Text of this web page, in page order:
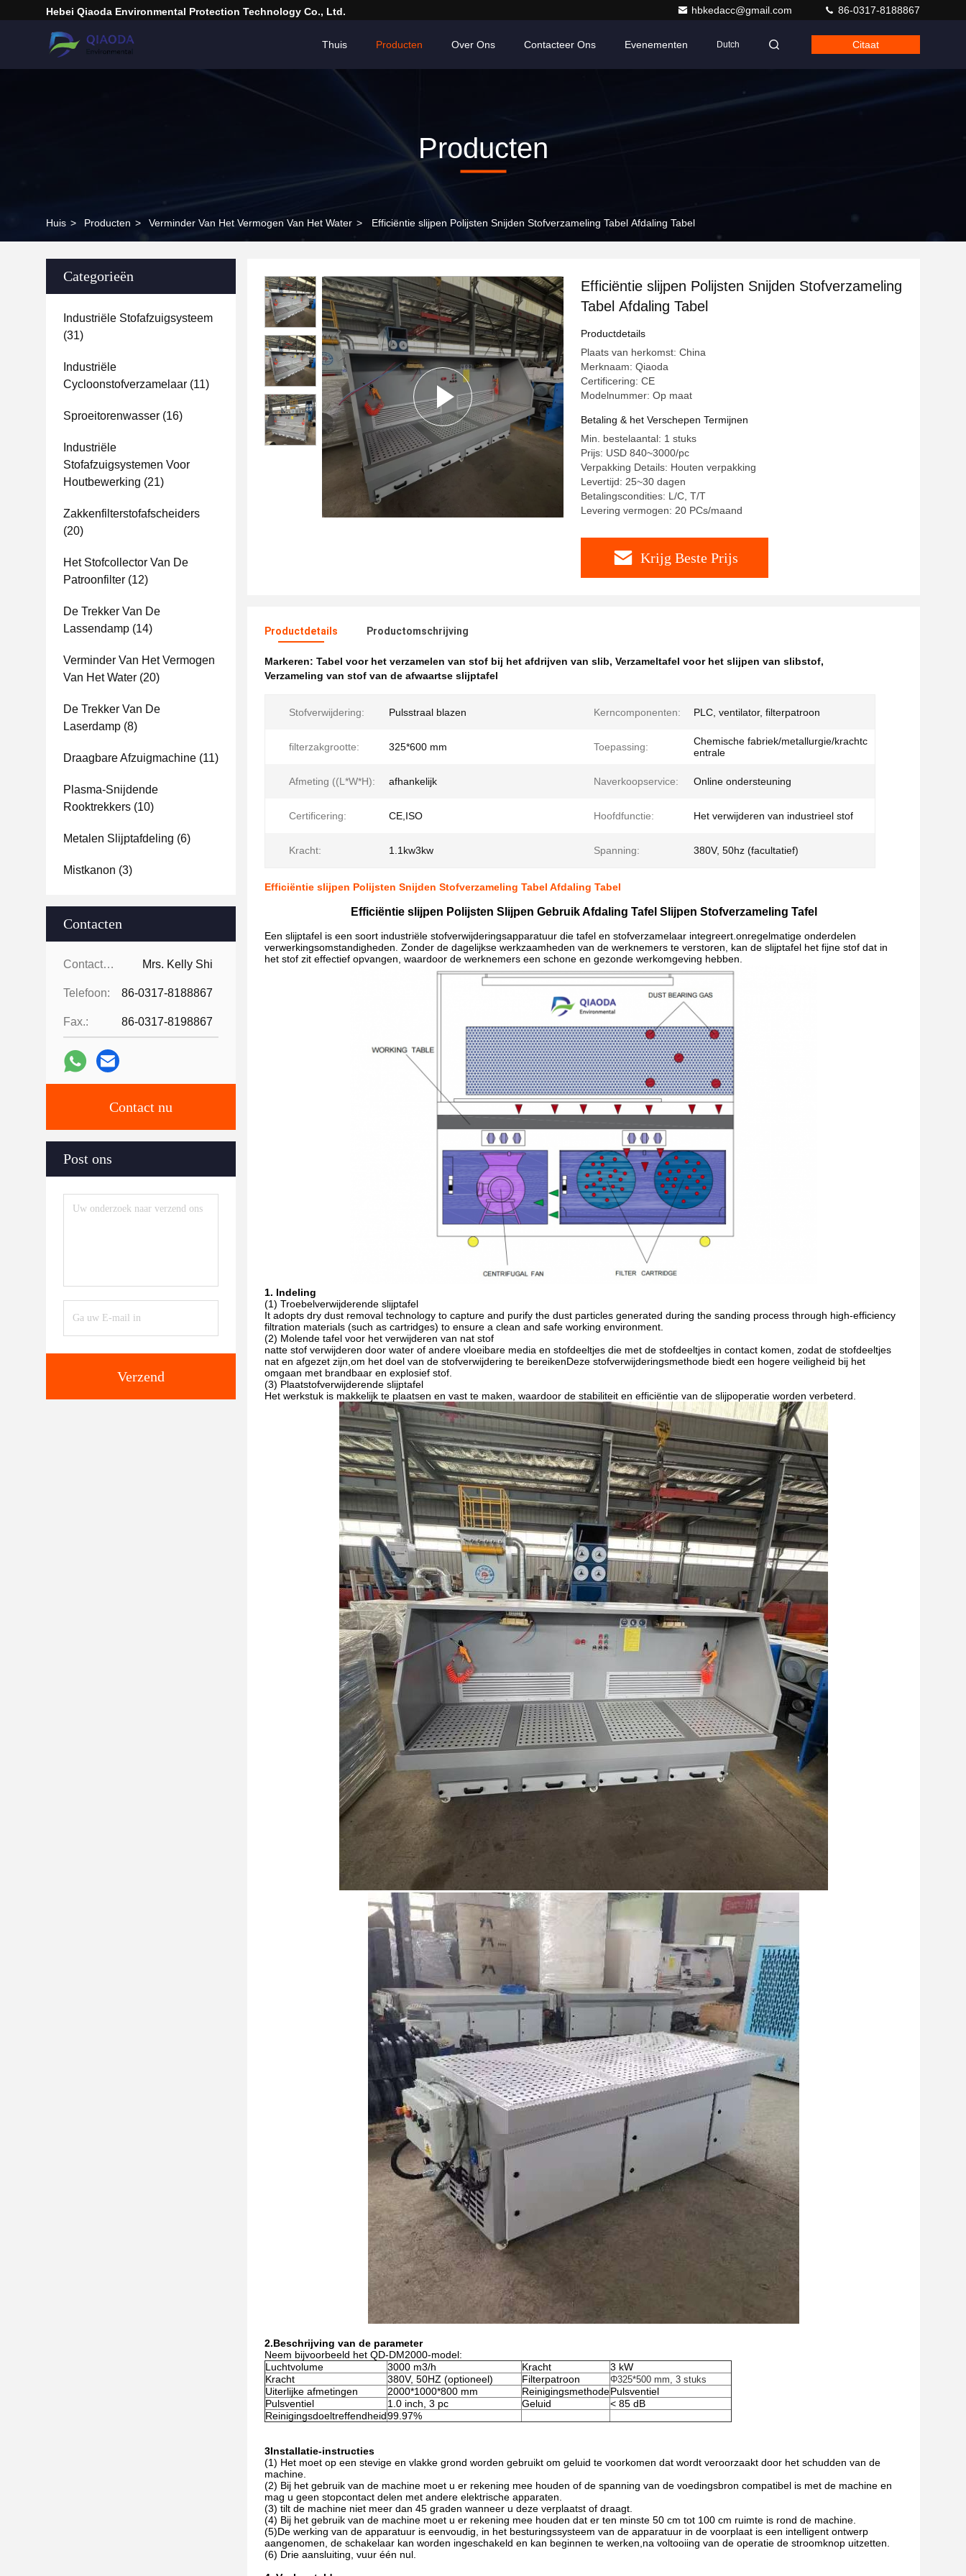
Hebei Qiaoda Environmental Protection Technology Co., Ltd. hbkedacc@gmail.com 86-0317-8188867
Thuis Producten Over Ons Contacteer Ons Evenementen Dutch Citaat
Producten
Huis > Producten > Verminder Van Het Vermogen Van Het Water > Efficiëntie slijpen Polijsten Snijden Stofverzameling Tabel Afdaling Tabel
Categorieën
Industriële Stofafzuigsysteem
(31)
Industriële
Cycloonstofverzamelaar (11)
Sproeitorenwasser (16)
Industriële
Stofafzuigsystemen Voor
Houtbewerking (21)
Zakkenfilterstofafscheiders
(20)
Het Stofcollector Van De
Patroonfilter (12)
De Trekker Van De
Lassendamp (14)
Verminder Van Het Vermogen
Van Het Water (20)
De Trekker Van De
Laserdamp (8)
Draagbare Afzuigmachine (11)
Plasma-Snijdende
Rooktrekkers (10)
Metalen Slijptafdeling (6)
Mistkanon (3)
Contacten
Contacten: Mrs. Kelly Shi
Telefoon: 86-0317-8188867
Fax.: 86-0317-8198867
Contact nu
Post ons
Verzend
Efficiëntie slijpen Polijsten Snijden Stofverzameling
Tabel Afdaling Tabel
Productdetails
Plaats van herkomst: China
Merknaam: Qiaoda
Certificering: CE
Modelnummer: Op maat
Betaling & het Verschepen Termijnen
Min. bestelaantal: 1 stuks
Prijs: USD 840~3000/pc
Verpakking Details: Houten verpakking
Levertijd: 25~30 dagen
Betalingscondities: L/C, T/T
Levering vermogen: 20 PCs/maand
Krijg Beste Prijs
Productdetails Productomschrijving
Markeren: Tabel voor het verzamelen van stof bij het afdrijven van slib, Verzameltafel voor het slijpen van slibstof,
Verzameling van stof van de afwaartse slijptafel
Stofverwijdering: Pulsstraal blazen Kerncomponenten: PLC, ventilator, filterpatroon
filterzakgrootte: 325*600 mm Toepassing:
Chemische fabriek/metallurgie/krachtc
entrale
Afmeting ((L*W*H): afhankelijk Naverkoopservice: Online ondersteuning
Certificering: CE,ISO Hoofdfunctie: Het verwijderen van industrieel stof
Kracht: 1.1kw3kw Spanning: 380V, 50hz (facultatief)
Efficiëntie slijpen Polijsten Snijden Stofverzameling Tabel Afdaling Tabel
Efficiëntie slijpen Polijsten Slijpen Gebruik Afdaling Tafel Slijpen Stofverzameling Tafel
Een slijptafel is een soort industriële stofverwijderingsapparatuur die tafel en stofverzamelaar integreert.onregelmatige onderdelen
verwerkingsomstandigheden. Zonder de dagelijkse werkzaamheden van de werknemers te verstoren, kan de slijptafel het fijne stof dat in
het stof zit effectief opvangen, waardoor de werknemers een schone en gezonde werkomgeving hebben.
1. Indeling
(1) Troebelverwijderende slijptafel
It adopts dry dust removal technology to capture and purify the dust particles generated during the sanding process through high-efficiency
filtration materials (such as cartridges) to ensure a clean and safe working environment.
(2) Molende tafel voor het verwijderen van nat stof
natte stof verwijderen door water of andere vloeibare media en stofdeeltjes die met de stofdeeltjes in contact komen, zodat de stofdeeltjes
nat en afgezet zijn,om het doel van de stofverwijdering te bereikenDeze stofverwijderingsmethode biedt een hogere veiligheid bij het
omgaan met brandbaar en explosief stof.
(3) Plaatstofverwijderende slijptafel
Het werkstuk is makkelijk te plaatsen en vast te maken, waardoor de stabiliteit en efficiëntie van de slijpoperatie worden verbeterd.
2.Beschrijving van de parameter
Neem bijvoorbeeld het QD-DM2000-model:
Luchtvolume
3000 m3/h Kracht
3 kW
Kracht
380V, 50HZ (optioneel) Filterpatroon Φ325*500 mm, 3 stuks
Uiterlijke afmetingen 2000*1000*800 mm ReinigingsmethodePulsventiel
Pulsventiel
1.0 inch, 3 pc Geluid
< 85 dB
Reinigingsdoeltreffendheid99.97%
3Installatie-instructies
(1) Het moet op een stevige en vlakke grond worden gebruikt om geluid te voorkomen dat wordt veroorzaakt door het schudden van de
machine.
(2) Bij het gebruik van de machine moet u er rekening mee houden of de spanning van de voedingsbron compatibel is met de machine en
mag u geen stopcontact delen met andere elektrische apparaten.
(3) tilt de machine niet meer dan 45 graden wanneer u deze verplaatst of draagt.
(4) Bij het gebruik van de machine moet u er rekening mee houden dat er ten minste 50 cm tot 100 cm ruimte is rond de machine.
(5)De werking van de apparatuur is eenvoudig, in het besturingssysteem van de apparatuur in de voorplaat is een intelligent ontwerp
aangenomen, de schakelaar kan worden ingeschakeld en kan beginnen te werken,na voltooiing van de operatie de stroomknop uitzetten.
(6) Drie aansluiting, vuur één nul.